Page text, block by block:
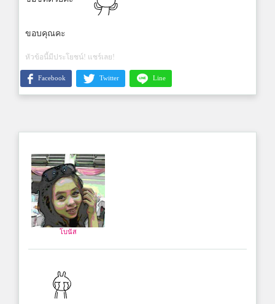
ขอบคุณคะ
หัวข้อนี้มีประโยชน์! แชร์เลย!
Facebook Twitter Line
โบนัส